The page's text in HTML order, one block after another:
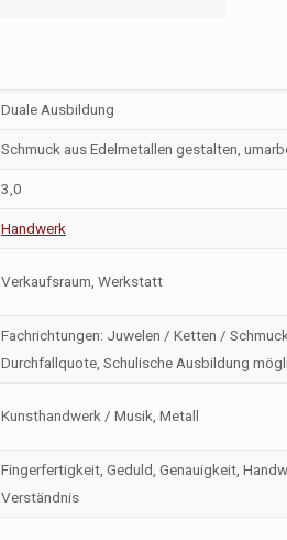
Duale Ausbildung
Schmuck aus Edelmetallen gestalten,
3,0
Handwerk
Verkaufsraum, Werkstatt
Fachrichtungen: Juwelen / Ketten /
Durchfallquote, Schulische Ausbildung
Kunsthandwerk / Musik, Metall
Fingerfertigkeit, Geduld, Genauigkeit,
Verständnis